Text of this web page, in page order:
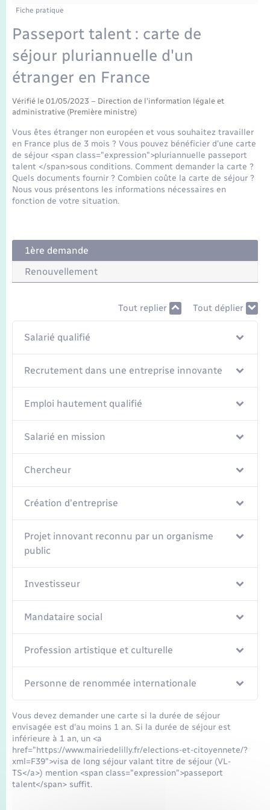
Mariage – PACS
Parrainage civil
Fiche pratique
Passeport talent : carte de
séjour pluriannuelle d'un
étranger en France
Vérifié le 01/05/2023 – Direction de l'information légale et
administrative (Première ministre)
Vous êtes étranger non européen et vous souhaitez travailler
en France plus de 3 mois ? Vous pouvez bénéficier d'une carte
de séjour <span class="expression">pluriannuelle passeport
talent </span>sous conditions. Comment demander la carte ?
Quels documents fournir ? Combien coûte la carte de séjour ?
Nous vous présentons les informations nécessaires en
fonction de votre situation.
1ère demande
Renouvellement
Tout replier Tout déplier
Salarié qualifié
Recrutement dans une entreprise innovante
Emploi hautement qualifié
Salarié en mission
Chercheur
Création d'entreprise
Projet innovant reconnu par un organisme
public
Investisseur
Mandataire social
Profession artistique et culturelle
Personne de renommée internationale
Vous devez demander une carte si la durée de séjour
envisagée est d'au moins 1 an. Si la durée de séjour est
inférieure à 1 an, un <a
href="https://www.mairiedelilly.fr/elections-et-citoyennete/?
xml=F39">visa de long séjour valant titre de séjour (VL-
TS</a>) mention <span class="expression">passeport
talent</span> suffit.